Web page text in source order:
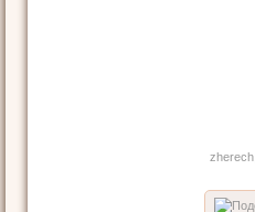
zherech